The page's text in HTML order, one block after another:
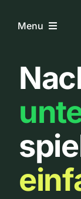
InhaltMenu
Home
Über uns
Urbanlist